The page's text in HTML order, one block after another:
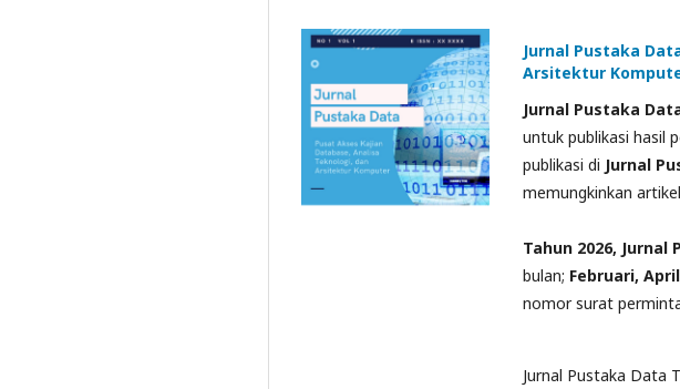
Jurnal Pustaka
Arsitektur
Jurnal Pustaka
untuk publikasi hasil
publikasi di Jurnal
memungkinkan artikel
Tahun 2026, Jurnal
bulan; Februari,
nomor surat
Jurnal Pustaka Data